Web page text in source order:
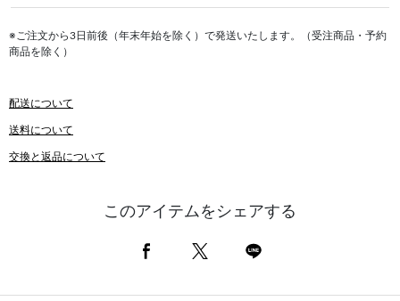
※ご注文から3日前後（年末年始を除く）で発送いたします。（受注商品・予約
商品を除く）
配送について
送料について
交換と返品について
このアイテムをシェアする